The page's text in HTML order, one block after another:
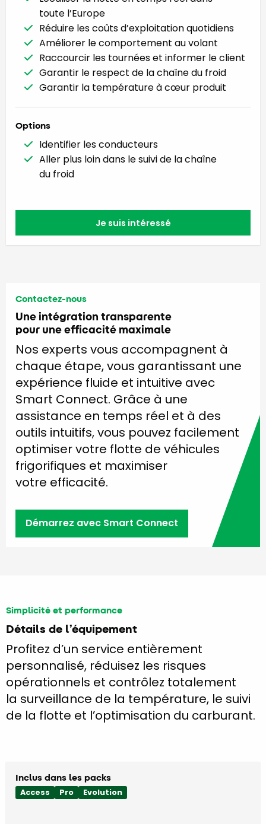
toute l’Europe
Réduire les coûts d’exploitation quotidiens
Améliorer le comportement au volant
Raccourcir les tournées et informer le client
Garantir le respect de la chaîne du froid
Garantir la température à cœur produit
Options
Identifier les conducteurs
Aller plus loin dans le suivi de la chaîne
du froid
Je suis intéressé
Contactez-nous
Une intégration transparente
pour une efficacité maximale
Nos experts vous accompagnent à
chaque étape, vous garantissant une
expérience fluide et intuitive avec
Smart Connect. Grâce à une
assistance en temps réel et à des
outils intuitifs, vous pouvez facilement
optimiser votre flotte de véhicules
frigorifiques et maximiser
votre efficacité.
Démarrez avec Smart Connect
Simplicité et performance
Détails de l’équipement
Profitez d’un service entièrement
personnalisé, réduisez les risques
opérationnels et contrôlez totalement
la surveillance de la température, le suivi
de la flotte et l’optimisation du carburant.
Inclus dans les packs
Access Pro Evolution